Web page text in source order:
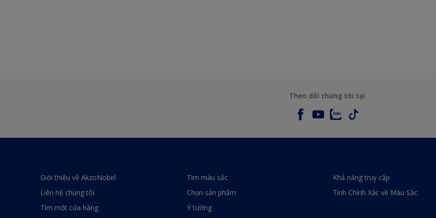
Theo dõi chúng tôi tại
Giới thiệu về AkzoNobel
Liên hệ chúng tôi
Tìm một cửa hàng
Tìm màu sắc
Chọn sản phẩm
Ý tưởng
Khả năng truy cập
Tính Chính Xác về Màu Sắc